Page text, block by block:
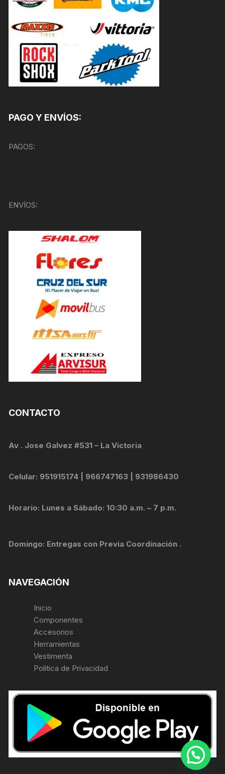
PAGO Y ENVÍOS:
PAGOS:
ENVÍOS:
CONTACTO
Av . Jose Galvez #531 – La Victoria
Celular: 951915174 | 966747163 | 931986430
Horario: Lunes a Sábado: 10:30 a.m. – 7 p.m.
Domingo: Entregas con Previa Coordinación .
NAVEGACIÓN
Inicio
Componentes
Accesorios
Herramientas
Vestimenta
Política de Privacidad